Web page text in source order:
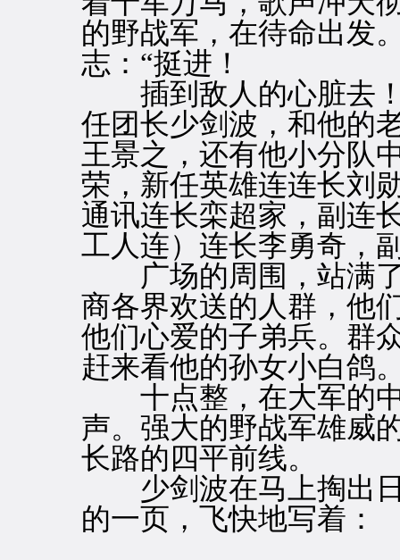
的野战军，在待命出发
志：“挺进！
插到敌人的心脏去！
任团长少剑波，和他的
王景之，还有他小分
荣，新任英雄连连长刘
通讯连长栾超家，副连
工人连）连长李勇奇，
广场的周围，站满了
商各界欢送的人群，他
他们心爱的子弟兵。群
赶来看他的孙女小白鸽
十点整，在大军的中
声。强大的野战军雄威
长路的四平前线。
少剑波在马上掏出日
的一页，飞快地写着：